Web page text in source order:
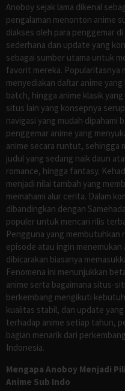
Anoboy sejak lama dikenal
pengalaman menonton anime
diakses oleh para penggemar
sederhana dan update yang
sebagai sumber utama untuk
favorit mereka. Popularitasnya
menyediakan daftar anime
batch, hingga anime klasik
situs lain yang konsepnya
navigasi yang mudah dipahami
penggemar anime yang
anime secara runtut, sehingga
judul yang sedang naik daun
romance, hingga fantasy.
menjadi nilai tambah yang
memahami alur cerita. Dalam
dibandingkan dengan
populer untuk mencari rilis
Pengguna yang
episode atau ingin menemukan
dibicarakan biasanya
Fenomena ini menunjukkan
anime serta bagaimana situs-
berkembang mengikuti
kualitas stabil, dan update
terhadap anime setiap tahun,
bagian menarik dari
Indonesia.
Mengapa Anoboy Menjadi
Anime Sub Indo